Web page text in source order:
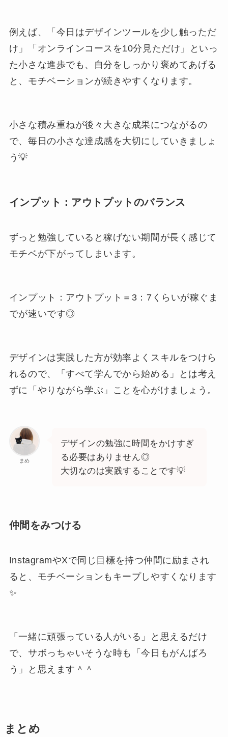
例えば、「今日はデザインツールを少し触っただ
け」「オンラインコースを10分見ただけ」といっ
た小さな進歩でも、自分をしっかり褒めてあげる
と、モチベーションが続きやすくなります。
小さな積み重ねが後々大きな成果につながるの
で、毎日の小さな達成感を大切にしていきましょ
う💡
インプット：アウトプットのバランス
ずっと勉強していると稼げない期間が長く感じて
モチベが下がってしまいます。
インプット：アウトプット＝3：7くらいが稼ぐま
でが速いです◎
デザインは実践した方が効率よくスキルをつけら
れるので、「すべて学んでから始める」とは考え
ずに「やりながら学ぶ」ことを心がけましょう。
まめ
デザインの勉強に時間をかけすぎ
る必要はありません◎
大切なのは実践することです💡
仲間をみつける
InstagramやXで同じ目標を持つ仲間に励まされ
ると、モチベーションもキープしやすくなります
✨
「一緒に頑張っている人がいる」と思えるだけ
で、サボっちゃいそうな時も「今日もがんばろ
う」と思えます＾＾
まとめ